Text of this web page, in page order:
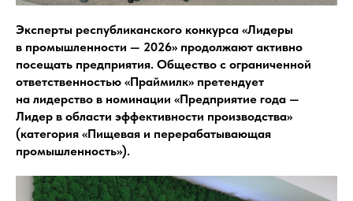
Эксперты республиканского конкурса «Лидеры
в промышленности — 2026» продолжают активно
посещать предприятия. Общество с ограниченной
ответственностью «Праймилк» претендует
на лидерство в номинации «Предприятие года —
Лидер в области эффективности производства»
(категория «Пищевая и перерабатывающая
промышленность»).